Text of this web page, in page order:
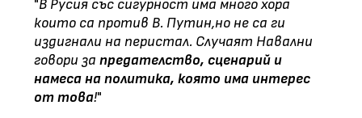
"В Русия със сигурност има много хора
които са против В. Путин,но не са ги
издигнали на перистал. Случаят Навални
говори за предателство, сценарий и
намеса на политика, която има интерес
от това!"